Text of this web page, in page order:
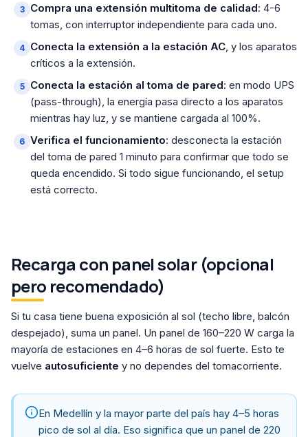
Compra una extensión multitoma de calidad: 4-6
tomas, con interruptor independiente para cada uno.
Conecta la extensión a la estación AC, y los aparatos
críticos a la extensión.
Conecta la estación al toma de pared: en modo UPS
(pass-through), la energía pasa directo a los aparatos
mientras hay luz, y se mantiene cargada al 100%.
Verifica el funcionamiento: desconecta la estación
del toma de pared 1 minuto para confirmar que todo se
queda encendido. Si todo sigue funcionando, el setup
está correcto.
Recarga con panel solar (opcional
pero recomendado)
Si tu casa tiene buena exposición al sol (techo libre, balcón
despejado), suma un panel. Un panel de 160–220 W carga la
mayoría de estaciones en 4–6 horas de sol fuerte. Esto te
vuelve autosuficiente y no dependes del tomacorriente.
En Medellín y la mayor parte del país hay 4–5 horas
pico de sol al día. Eso significa que un panel de 220